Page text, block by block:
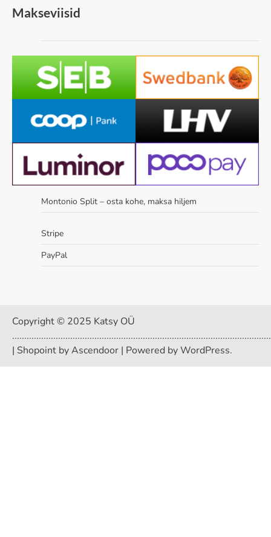
Makseviisid
Montonio Split – osta kohe, maksa hiljem
Stripe
PayPal
Copyright © 2025 Katsy OÜ
| Shopoint byAscendoor | Powered byWordPress.